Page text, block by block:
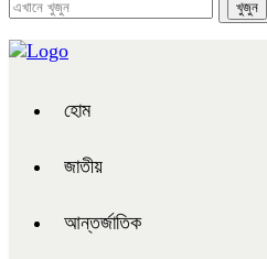
হোম
জাতীয়
আন্তর্জাতিক